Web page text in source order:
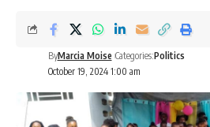
October 19, 2024 1:00 am
ByMarcia Moise Categories:Politics